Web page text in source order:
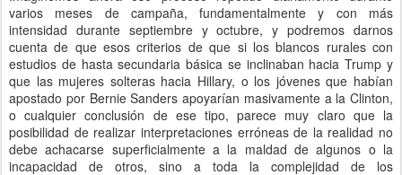
varios meses de campaña, fundamentalmente y con más
intensidad durante septiembre y octubre, y podremos darnos
cuenta de que esos criterios de que si los blancos rurales con
estudios de hasta secundaria básica se inclinaban hacia Trump y
que las mujeres solteras hacia Hillary, o los jóvenes que habían
apostado por Bernie Sanders apoyarían masivamente a la Clinton,
o cualquier conclusión de ese tipo, parece muy claro que la
posibilidad de realizar interpretaciones erróneas de la realidad no
debe achacarse superficialmente a la maldad de algunos o la
incapacidad de otros, sino a toda la complejidad de los